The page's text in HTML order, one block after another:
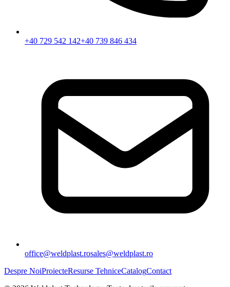
+40 729 542 142+40 739 846 434
office@weldplast.rosales@weldplast.ro
Despre NoiProiecteResurse TehniceCatalogContact